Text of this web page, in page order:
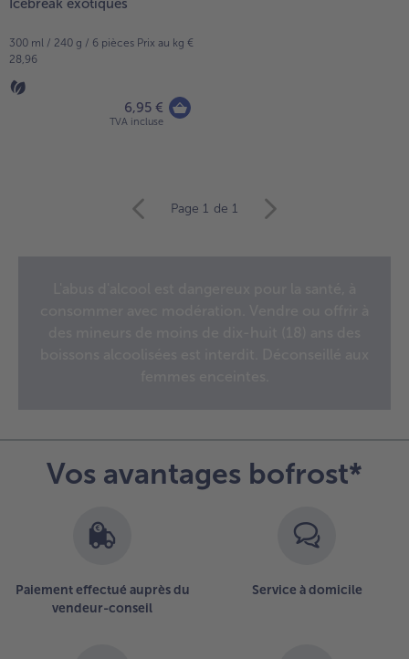
Icebreak exotiques
300 ml / 240 g / 6 pièces Prix au kg €
28,96
6,95 €
TVA incluse
liste.
Page 1 de 1
Vos avantages bofrost*
Paiement effectué auprès du
vendeur-conseil
Service à domicile